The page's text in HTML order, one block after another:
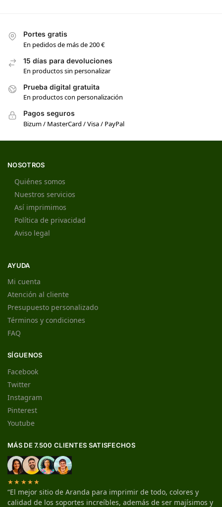
Portes gratis
En pedidos de más de 200 €
15 días para devoluciones
En productos sin personalizar
Prueba digital gratuita
En productos con personalización
Pagos seguros
Bizum / MasterCard / Visa / PayPal
NOSOTROS
Quiénes somos
Nuestros servicios
Así imprimimos
Política de privacidad
Aviso legal
AYUDA
Mi cuenta
Atención al cliente
Presupuesto personalizado
Términos y condiciones
FAQ
SÍGUENOS
Facebook
Twitter
Instagram
Pinterest
Youtube
MÁS DE 7.500 CLIENTES SATISFECHOS
★★★★★
“El mejor sitio de Aranda para imprimir de todo, colores y
calidad de los soportes increíbles, además de ser majísimos y